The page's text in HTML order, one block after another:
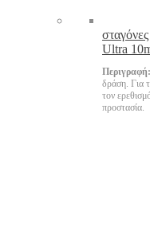
Ultra
Περιγραφή:
δράση. Για
τον
προστασία.